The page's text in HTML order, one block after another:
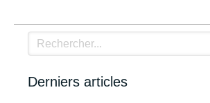
Rechercher
Derniers articles